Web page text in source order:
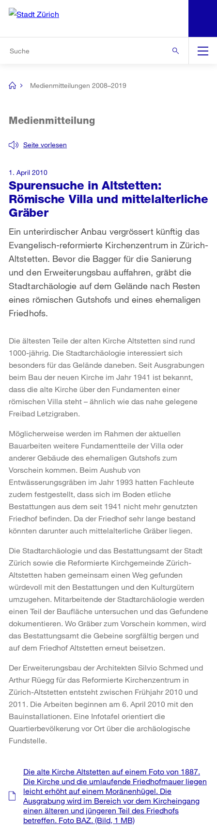
Navigation
[no
Medienmitteilungen 2008–2019
Spurensuche in Altstetten:
Römische Villa und mittelalterliche
Gräber
Seite vorlesen
Medienmitteilung
Ein unterirdischer Anbau vergrössert künftig das
Evangelisch-reformierte Kirchenzentrum in Zürich-
Altstetten. Bevor die Bagger für die Sanierung
und den Erweiterungsbau auffahren, gräbt die
Stadtarchäologie auf dem Gelände nach Resten
eines römischen Gutshofs und eines ehemaligen
Friedhofs.
1. April 2010
Die ältesten Teile der alten Kirche Altstetten sind rund
1000-jährig. Die Stadtarchäologie interessiert sich
besonders für das Gelände daneben. Seit Ausgrabungen
beim Bau der neuen Kirche im Jahr 1941 ist bekannt,
dass die alte Kirche über den Fundamenten einer
römischen Villa steht – ähnlich wie das nahe gelegene
Freibad Letzigraben.
Möglicherweise werden im Rahmen der aktuellen
Bauarbeiten weitere Fundamentteile der Villa oder
anderer Gebäude des ehemaligen Gutshofs zum
Vorschein kommen. Beim Aushub von
Entwässerungsgräben im Jahr 1993 hatten Fachleute
zudem festgestellt, dass sich im Boden etliche
Bestattungen aus dem seit 1941 nicht mehr genutzten
Friedhof befinden. Da der Friedhof sehr lange bestand
könnten darunter auch mittelalterliche Gräber liegen.
Die Stadtarchäologie und das Bestattungsamt der Stadt
Zürich sowie die Reformierte Kirchgemeinde Zürich-
Altstetten haben gemeinsam einen Weg gefunden
würdevoll mit den Bestattungen und den Kulturgütern
umzugehen. Mitarbeitende der Stadtarchäologie werden
einen Teil der Baufläche untersuchen und das Gefundene
dokumentieren. Wo Gräber zum Vorschein kommen, wird
das Bestattungsamt die Gebeine sorgfältig bergen und
auf dem Friedhof Altstetten erneut beisetzen.
Der Erweiterungsbau der Architekten Silvio Schmed und
Arthur Rüegg für das Reformierte Kirchenzentrum in
Zürich-Altstetten entsteht zwischen Frühjahr 2010 und
2011. Die Arbeiten beginnen am 6. April 2010 mit den
Bauinstallationen. Eine Infotafel orientiert die
Quartierbevölkerung vor Ort über die archäologische
Fundstelle.
Weitere
Informationen
Die alte Kirche Altstetten auf einem Foto von 1887.
Die Kirche und die umlaufende Friedhofmauer liegen
leicht erhöht auf einem Moränenhügel. Die
Ausgrabung wird im Bereich vor dem Kircheingang
einen älteren und jüngeren Teil des Friedhofs
betreffen. Foto BAZ. (Bild, 1 MB)